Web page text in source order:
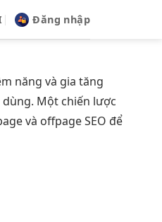
Đăng nhập
năng và gia tăng
Một chiến lược
và offpage SEO để